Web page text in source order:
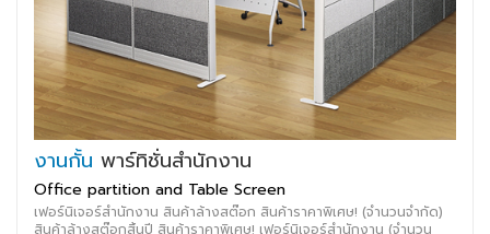
งานกั้น พาร์ทิชั่นสำนักงาน
Office partition and Table Screen
เฟอร์นิเจอร์สำนักงาน สินค้าล้างสต๊อก สินค้าราคาพิเศษ! (จำนวนจำกัด)
สินค้าล้างสต๊อกสิ้นปี สินค้าราคาพิเศษ! เฟอร์นิเจอร์สำนักงาน (จำนวน